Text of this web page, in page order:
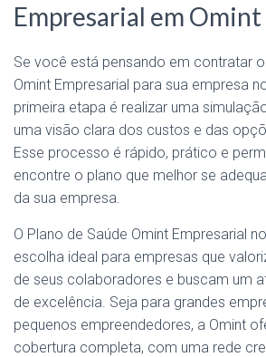
Empresarial em Omint
Se você está pensando em contratar
Omint Empresarial para sua empresa
primeira etapa é realizar uma
uma visão clara dos custos e das
Esse processo é rápido, prático e
encontre o plano que melhor se
da sua empresa.
O Plano de Saúde Omint Empresarial
escolha ideal para empresas que
de seus colaboradores e buscam um
de excelência. Seja para grandes
pequenos empreendedores, a Omint
cobertura completa, com uma rede